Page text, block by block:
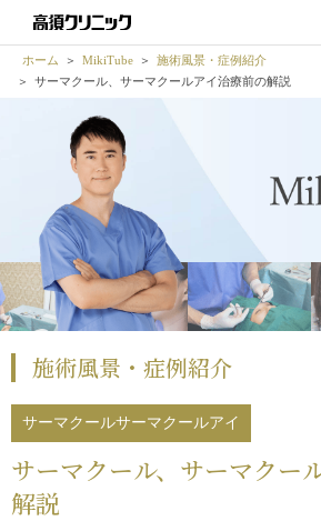
ホーム MikiTube
施術風景・症例紹介
サーマクール
サーマクールアイ治療前の解説
施術風景・症例紹介
サーマクールサーマクールアイ
サーマクール、 サーマクー
解説